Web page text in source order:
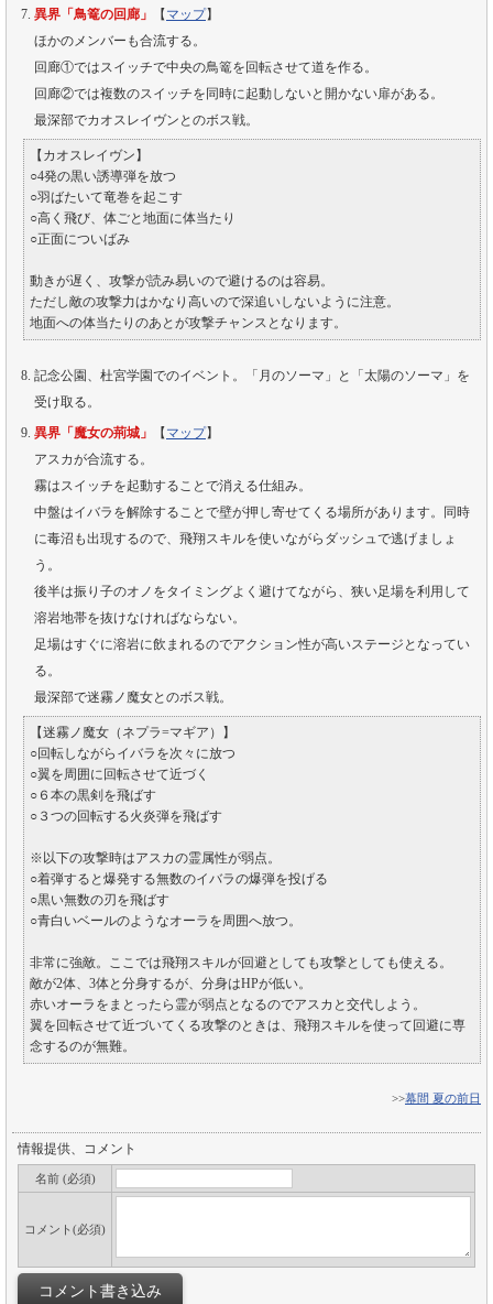
異界「鳥篭の回廊」 【 マップ】
ほかのメンバーも合流する。
回廊①ではスイッチで中央の鳥篭を回転させて道を作る。
回廊②では複数のスイッチを同時に起動しないと開かない扉がある。
最深部でカオスレイヴンとのボス戦。
【カオスレイヴン】
○4発の黒い誘導弾を放つ
○羽ばたいて竜巻を起こす
○高く飛び、体ごと地面に体当たり
○正面についばみ
動きが遅く、攻撃が読み易いので避けるのは容易。
ただし敵の攻撃力はかなり高いので深追いしないように注意。
地面への体当たりのあとが攻撃チャンスとなります。
記念公園、杜宮学園でのイベント。「月のソーマ」と「太陽のソーマ」を
受け取る。
異界「魔女の荊城」
【 マップ】
アスカが合流する。
霧はスイッチを起動することで消える仕組み。
中盤はイバラを解除することで壁が押し寄せてくる場所があります。同時
に毒沼も出現するので、飛翔スキルを使いながらダッシュで逃げましょ
う。
後半は振り子のオノをタイミングよく避けてながら、狭い足場を利用して
溶岩地帯を抜けなければならない。
足場はすぐに溶岩に飲まれるのでアクション性が高いステージとなってい
る。
最深部で迷霧ノ魔女とのボス戦。
【迷霧ノ魔女（ネプラ=マギア）】
○回転しながらイバラを次々に放つ
○翼を周囲に回転させて近づく
○６本の黒剣を飛ばす
○３つの回転する火炎弾を飛ばす
※以下の攻撃時はアスカの霊属性が弱点。
○着弾すると爆発する無数のイバラの爆弾を投げる
○黒い無数の刃を飛ばす
○青白いベールのようなオーラを周囲へ放つ。
非常に強敵。ここでは飛翔スキルが回避としても攻撃としても使える。
敵が2体、3体と分身するが、分身はHPが低い。
赤いオーラをまとったら霊が弱点となるのでアスカと交代しよう。
翼を回転させて近づいてくる攻撃のときは、飛翔スキルを使って回避に専
念するのが無難。
>>幕間 夏の前日
情報提供、コメント
名前 (必須)
コメント(必須)